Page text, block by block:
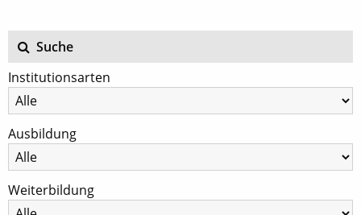
Suche
Institutionsarten
Ausbildung
Weiterbildung